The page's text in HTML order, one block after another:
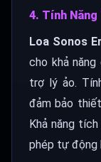
4. Tính
Loa Sonos
cho khả
trợ lý ảo.
đảm bảo
Khả năng
phép tự động